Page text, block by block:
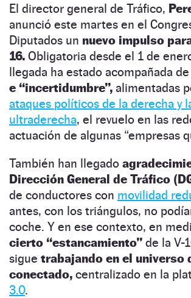
El director general de Tráfico,
anunció este martes en el
Diputados un nuevo impulso
16. Obligatoria desde el 1 de
llegada ha estado acompañada de
e “incertidumbre”, alimentadas
ataques políticos de la derecha y
ultraderecha, el revuelo en las
actuación de algunas “empresas
También han llegado
Dirección General de Tráfico
de conductores con movilidad
antes, con los triángulos, no
coche. Y en ese contexto, en
cierto “estancamiento” de la V-
sigue trabajando en el universo
conectado, centralizado en la
3.0.